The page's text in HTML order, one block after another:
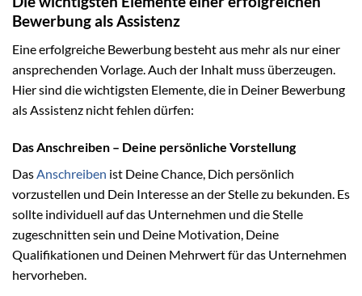
Bewerbung als Assistenz
Eine erfolgreiche Bewerbung besteht aus mehr als nur einer
ansprechenden Vorlage. Auch der Inhalt muss überzeugen.
Hier sind die wichtigsten Elemente, die in Deiner Bewerbung
als Assistenz nicht fehlen dürfen:
Das Anschreiben – Deine persönliche Vorstellung
Das Anschreiben ist Deine Chance, Dich persönlich
vorzustellen und Dein Interesse an der Stelle zu bekunden. Es
sollte individuell auf das Unternehmen und die Stelle
zugeschnitten sein und Deine Motivation, Deine
Qualifikationen und Deinen Mehrwert für das Unternehmen
hervorheben.